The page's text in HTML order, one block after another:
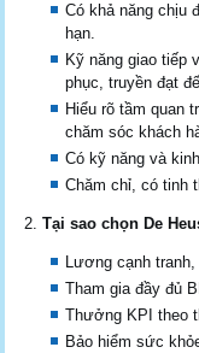
Có khả năng chịu
hạn.
Kỹ năng giao tiếp
phục, truyền đạt
Hiểu rõ tầm quan
chăm sóc khách
Có kỹ năng và
Chăm chỉ, có tinh
Tại sao chọn De
Lương cạnh
Tham gia đầy đủ
Thưởng KPI theo
Bảo hiểm sức